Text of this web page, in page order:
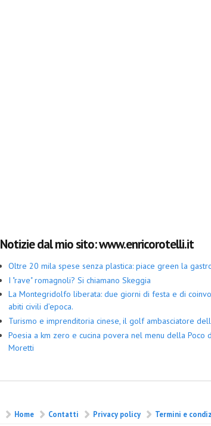
Notizie dal mio sito: www.enricorotelli.it
Oltre 20 mila spese senza plastica: piace green la
I "rave" romagnoli? Si chiamano Skeggia
La Montegridolfo liberata: due giorni di festa e di
abiti civili d’epoca.
Turismo e imprenditoria cinese, il golf ambasciatore
Poesia a km zero e cucina povera nel menu della Poco
Moretti
Home Contatti Privacy policy
Termini e